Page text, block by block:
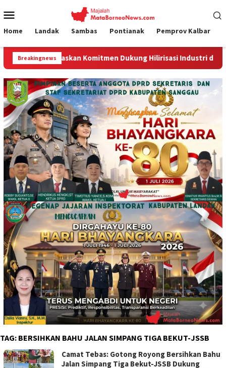
ke
Mobile
Home Landak Sambas Pontianak Pemprov Kalbar
Breakingnews
Komitmen Dukung Hilirisasi Industri dan Ekspor Alumina
TAG: BERSIHKAN BAHU JALAN SIMPANG TIGA BEKUT-JSSB
Camat Tebas: Gotong Royong Bersihkan Bahu
Jalan Simpang Tiga Bekut-JSSB Dukung